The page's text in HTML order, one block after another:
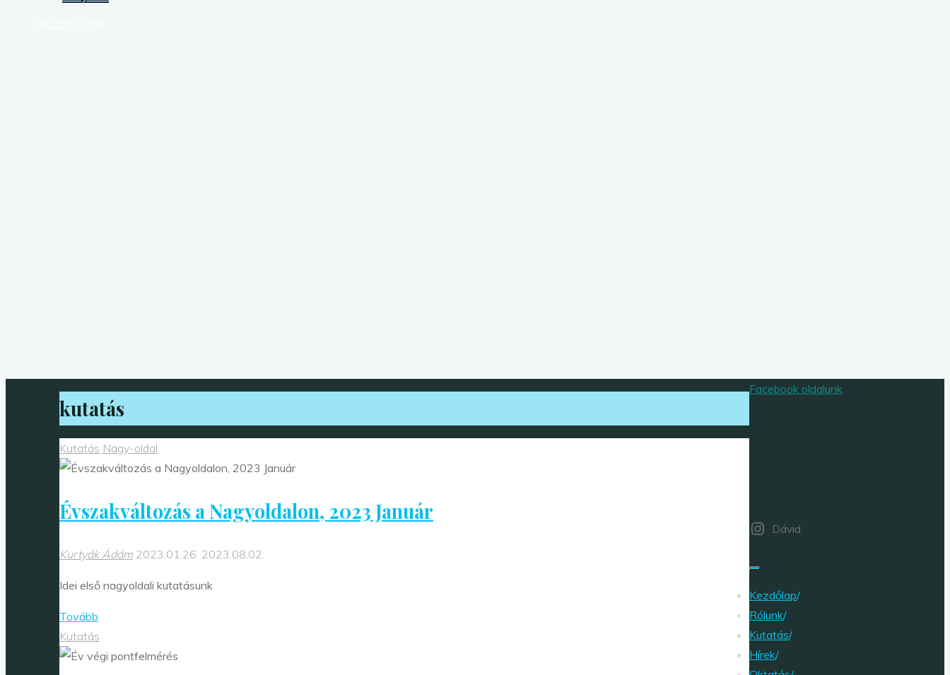
kutatás
Kutatás Nagy-oldal
Évszakváltozás a Nagyoldalon, 2023 Január
Kurtyák Ádám 2023.01.26. 2023.08.02.
Idei első nagyoldali kutatásunk
Tovább
a
Nagyoldalon,
Kutatás
Facebook oldalunk
Dávid
Kezdőlap/
Rólunk/
Kutatás/
Hírek/